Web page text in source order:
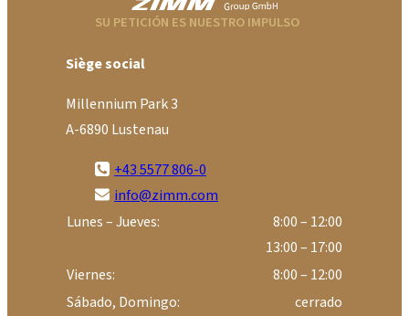
SU PETICIÓN ES NUESTRO IMPULSO
Siège social
Millennium Park 3
A-6890 Lustenau
+43 5577 806-0
info@zimm.com
Lunes – Jueves:
8:00 – 12:00
13:00 – 17:00
Viernes:
8:00 – 12:00
Sábado, Domingo:
cerrado